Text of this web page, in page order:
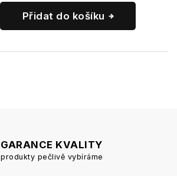
Přidat do košíku
GARANCE KVALITY
produkty pečlivě vybíráme